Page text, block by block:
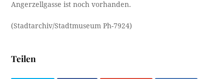
Angerzellgasse ist noch vorhanden.
(Stadtarchiv/Stadtmuseum Ph-7924)
Teilen